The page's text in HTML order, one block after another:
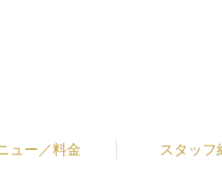
ュー／料金 スタッフ